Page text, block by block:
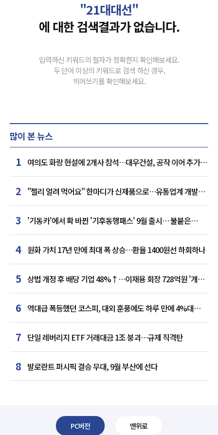
"21대대선"
에 대한 검색결과가 없습니다.
입력하신 키워드의 철자가 정확한지 확인해보세요.
두 단어 이상의 키워드로 검색 하신 경우,
띄어쓰기를 확인해보세요.
많이 본 뉴스
1 여의도 화랑 현설에 2개사 참석…대우건설, 공작 이어 추가
거점 확보하나
2 "젤리 얼려 먹어요" 한마디가 신제품으로…유통업계 개발실
된 SNS
3
'기동카'에서 확 바뀐 '기후동행패스' 9월 출시… 불붙은
카드사 경쟁
4 원화 가치 17년 만에 최대 폭 상승…환율 1400원선 하회하나
5 상법 개정 후 배당 기업 48%↑…이재용 회장 728억원 '개인
최다'
6 역대급 폭등했던 코스피, 대외 훈풍에도 하루 만에 4%대
급락
7 단일 레버리지 ETF 거래대금 1조 붕괴…규제 직격탄
8 발로란트 퍼시픽 결승 무대, 9월 부산에 선다
PC버전 맨위로